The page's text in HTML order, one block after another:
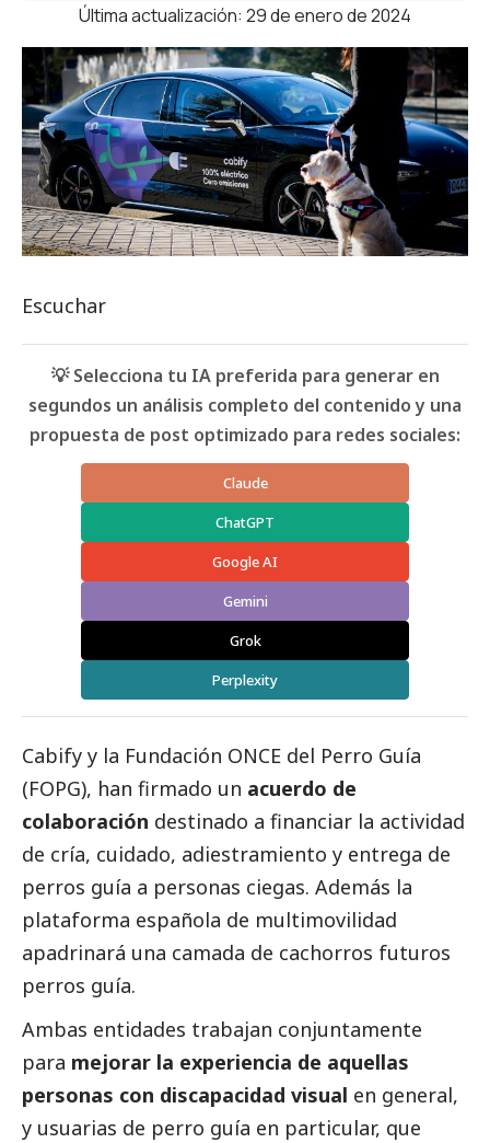
Última actualización: 29 de enero de 2024
Escuchar
💡 Selecciona tu IA preferida para generar en
segundos un análisis completo del contenido y una
propuesta de post optimizado para redes sociales:
Claude
ChatGPT
Google AI
Gemini
Grok
Perplexity
Cabify y la Fundación ONCE del Perro Guía
(FOPG), han firmado un acuerdo de
colaboración destinado a financiar la actividad
de cría, cuidado, adiestramiento y entrega de
perros guía a personas ciegas. Además la
plataforma española de multimovilidad
apadrinará una camada de cachorros futuros
perros guía.
Ambas entidades trabajan conjuntamente
para mejorar la experiencia de aquellas
personas con discapacidad visual en general,
y usuarias de perro guía en particular, que